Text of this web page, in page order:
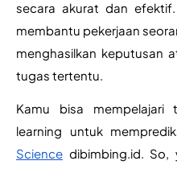
secara akurat dan
membantu pekerjaan
menghasilkan keputusan
tugas tertentu.
Kamu bisa mempelajari
learning untuk
Science dibimbing.id. So,